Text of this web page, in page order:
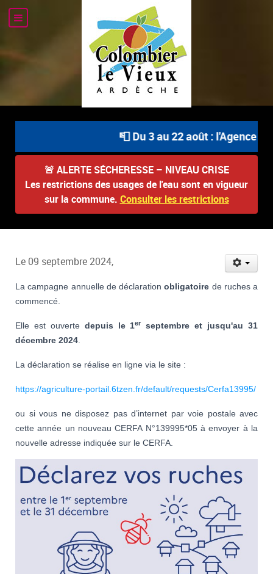
📮 Du 3 au 22 août : l'Agence
🚨 ALERTE SÉCHERESSE – NIVEAU CRISE
Les restrictions des usages de l'eau sont en vigueur
sur la commune. Consulter les restrictions
Le 09 septembre 2024,
La campagne annuelle de déclarationobligatoire de ruches a
commencé.
Elle est ouverte depuis le 1er
septembre et jusqu'au 31
décembre 2024
La déclaration se réalise en ligne via le site :
https://agriculture-portail.6tzen.fr/default/requests/Cerfa13995/
ou si vous ne disposez pas d’internet par voie postale avec
cette année un nouveau CERFA N°139995*05 à envoyer à la
nouvelle adresse indiquée sur le CERFA.